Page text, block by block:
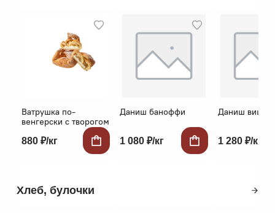
Ватрушка по-
венгерски с творогом
880 ₽/кг
Даниш баноффи
1 080 ₽/кг
Даниш
1 280 ₽/кг
Хлеб, булочки